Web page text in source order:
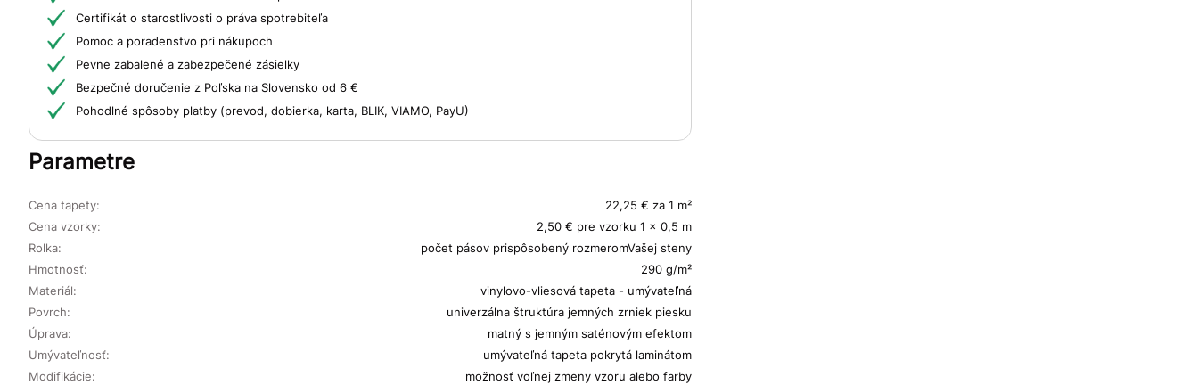
Certifikát o starostlivosti o práva spotrebiteľa
Pomoc a poradenstvo pri nákupoch
Pevne zabalené a zabezpečené zásielky
Bezpečné doručenie z Poľska na Slovensko od 6 €
Pohodlné spôsoby platby (prevod, dobierka, karta, BLIK, VIAMO, PayU)
Parametre
Cena tapety:
22,25 € za 1 m²
Cena vzorky:
2,50 € pre vzorku 1 x 0,5 m
Rolka:
počet pásov prispôsobený rozmeromVašej steny
Materiál:
vinylovo-vliesová tapeta - umývateľná
Povrch:
univerzálna štruktúra jemných zrniek piesku
Úprava:
matný s jemným saténovým efektom
Umývateľnosť:
umývateľná tapeta pokrytá laminátom
Hmotnosť: 290 g/m²
Modifikácie: možnosť voľnej zmeny vzoru alebo farby